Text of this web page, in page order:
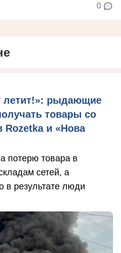
0
летит!»: рыдающие
товары со
Rozetka и «Нова
потерю товара в
сетей, а
в результате люди